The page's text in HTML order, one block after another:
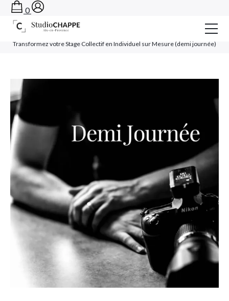
Transformez votre Stage Collectif en Individuel sur Mesure (demi journée)
0
Formations
Le StudioCHAPPE
Contact
Rendez-vous
OFFRIR UN BON CADEAU